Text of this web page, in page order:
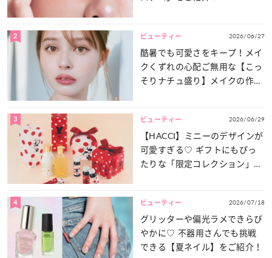
2 ビューティー 2026/06/27
酷暑でも可愛さをキープ！メイ
クくずれの心配ご無用な【こっ
そりナチュ盛り】メイクの作り
3 ビューティー 2026/06/29
【HACCI】ミニーのデザインが
可愛すぎる♡ ギフトにもぴっ
たりな「限定コレクション」が
4 ビューティー 2026/07/18
グリッターや偏光ラメできらび
やかに♡ 不器用さんでも挑戦
できる【夏ネイル】をご紹介！